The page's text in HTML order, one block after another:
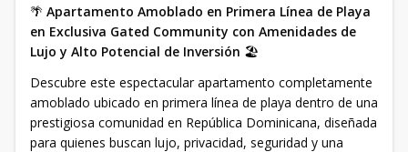
🌴 Apartamento Amoblado en Primera Línea de Playa
en Exclusiva Gated Community con Amenidades de
Lujo y Alto Potencial de Inversión 🏖️
Descubre este espectacular apartamento completamente
amoblado ubicado en primera línea de playa dentro de una
prestigiosa comunidad en República Dominicana, diseñada
para quienes buscan lujo, privacidad, seguridad y una